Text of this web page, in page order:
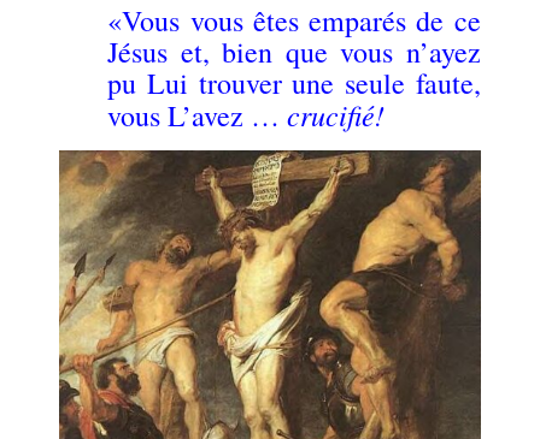
«Vous vous êtes emparés de ce
Jésus et, bien que vous n’ayez
pu Lui trouver une seule faute,
vous L’avez …crucifié!